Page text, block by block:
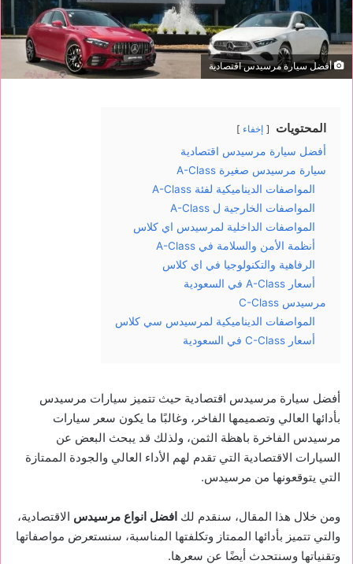
أفضل سيارة مرسيدس اقتصادية
المحتويات إخفاء
أفضل سيارة مرسيدس اقتصادية
سيارة مرسيدس صغيرة A-Class
المواصفات الديناميكية لفئة A-Class
المواصفات الخارجية ل A-Class
المواصفات الداخلية لمرسيدس اي كلاس
أنظمة الأمن والسلامة في A-Class
الرفاهية والتكنولوجيا في اي كلاس
أسعار A-Class في السعودية
مرسيدس C-Class
المواصفات الديناميكية لمرسيدس سي كلاس
أسعار C-Class في السعودية
أفضل سيارة مرسيدس اقتصادية حيث تتميز سيارات مرسيدس
بأدائها العالي وتصميمها الفاخر، وغالبًا ما يكون سعر سيارات
مرسيدس الفاخرة باهظة الثمن، ولذلك قد يبحث البعض عن
السيارات الاقتصادية التي تقدم لهم الأداء العالي والجودة الممتازة
التي يتوقعونها من مرسيدس.
ومن خلال هذا المقال، سنقدم لك افضل انواع مرسيدس الاقتصادية،
والتي تتميز بأدائها الممتاز وتكلفتها المناسبة، سنستعرض مواصفاتها
وتقنياتها وسنتحدث أيضًا عن سعرها.